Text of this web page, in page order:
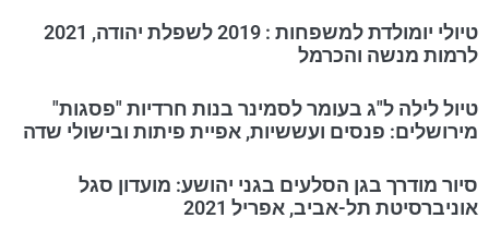
טיולי יומולדת למשפחות : 2019 לשפלת יהודה, 2021
לרמות מנשה והכרמל
טיול לילה ל"ג בעומר לסמינר בנות חרדיות "פסגות"
מירושלים: פנסים ועששיות, אפיית פיתות ובישולי שדה
סיור מודרך בגן הסלעים בגני יהושע: מועדון סגל
אוניברסיטת תל-אביב, אפריל 2021